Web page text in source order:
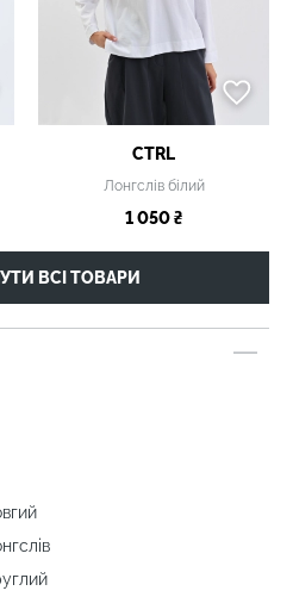
CTRL
Лонгслів білий
1 050 ₴
ВСІ ТОВАРИ